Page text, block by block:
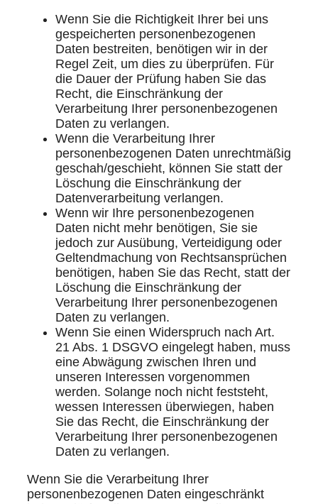
Wenn Sie die Richtigkeit Ihrer bei uns
gespeicherten personenbezogenen
Daten bestreiten, benötigen wir in der
Regel Zeit, um dies zu überprüfen. Für
die Dauer der Prüfung haben Sie das
Recht, die Einschränkung der
Verarbeitung Ihrer personenbezogenen
Daten zu verlangen.
Wenn die Verarbeitung Ihrer
personenbezogenen Daten unrechtmäßig
geschah/geschieht, können Sie statt der
Löschung die Einschränkung der
Datenverarbeitung verlangen.
Wenn wir Ihre personenbezogenen
Daten nicht mehr benötigen, Sie sie
jedoch zur Ausübung, Verteidigung oder
Geltendmachung von Rechtsansprüchen
benötigen, haben Sie das Recht, statt der
Löschung die Einschränkung der
Verarbeitung Ihrer personenbezogenen
Daten zu verlangen.
Wenn Sie einen Widerspruch nach Art.
21 Abs. 1 DSGVO eingelegt haben, muss
eine Abwägung zwischen Ihren und
unseren Interessen vorgenommen
werden. Solange noch nicht feststeht,
wessen Interessen überwiegen, haben
Sie das Recht, die Einschränkung der
Verarbeitung Ihrer personenbezogenen
Daten zu verlangen.
Wenn Sie die Verarbeitung Ihrer
personenbezogenen Daten eingeschränkt